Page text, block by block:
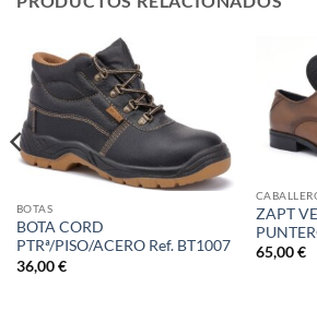
BOTAS
BOTA CORD
PTRª/PISO/ACERO Ref. BT1007
36,00€
ZAPT
65,00€